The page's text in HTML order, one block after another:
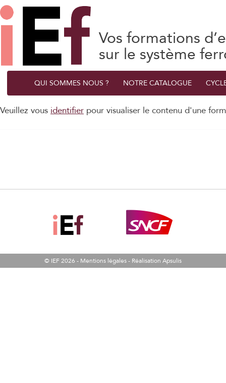
Vos formations
sur le système
QUI SOMMES NOUS ? NOTRE CATALOGUE
Veuillez vous identifier pour visualiser le contenu d'une
© IEF 2026 - Mentions légales- Réalisation Apsulis